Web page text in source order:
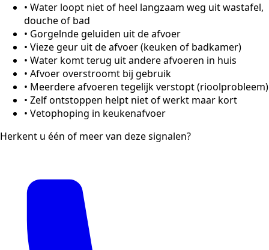
• Water loopt niet of heel langzaam weg uit wastafel,
douche of bad
• Gorgelnde geluiden uit de afvoer
• Vieze geur uit de afvoer (keuken of badkamer)
• Water komt terug uit andere afvoeren in huis
• Afvoer overstroomt bij gebruik
• Meerdere afvoeren tegelijk verstopt (rioolprobleem)
• Zelf ontstoppen helpt niet of werkt maar kort
• Vetophoping in keukenafvoer
Herkent u één of meer van deze signalen?